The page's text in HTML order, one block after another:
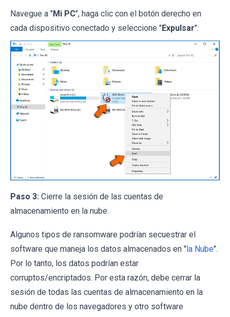
Navegue a "Mi PC", haga clic con el botón derecho en
cada dispositivo conectado y seleccione "Expulsar":
Paso 3: Cierre la sesión de las cuentas de
almacenamiento en la nube.
Algunos tipos de ransomware podrían secuestrar el
software que maneja los datos almacenados en " la Nube".
Por lo tanto, los datos podrían estar
corruptos/encriptados. Por esta razón, debe cerrar la
sesión de todas las cuentas de almacenamiento en la
nube dentro de los navegadores y otro software